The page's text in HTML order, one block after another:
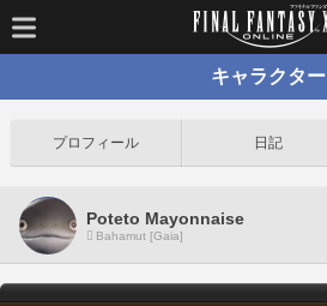
キャラクター
プロフィール 日記
Poteto Mayonnaise
Bahamut [Gaia]